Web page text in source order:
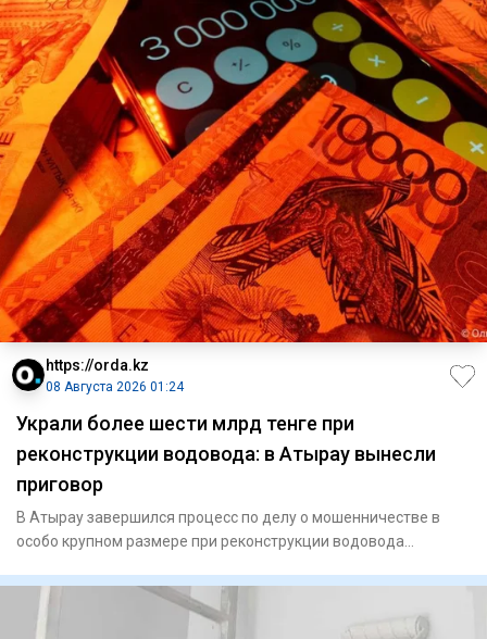
https://orda.kz
08 Августа 2026 01:24
Украли более шести млрд тенге при
реконструкции водовода: в Атырау вынесли
приговор
В Атырау завершился процесс по делу о мошенничестве в
особо крупном размере при реконструкции водовода